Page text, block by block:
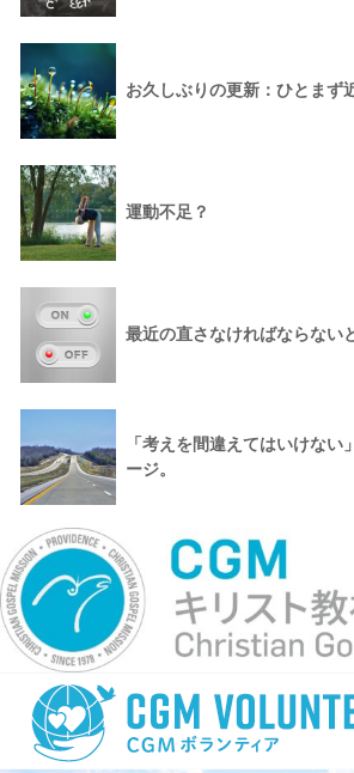
お久しぶりの更新：ひとまず
運動不足？
最近の直さなければならない
「考えを間違えてはいけない
ージ。